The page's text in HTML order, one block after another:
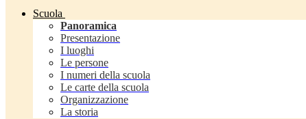
Scuola
Panoramica
Presentazione
I luoghi
Le persone
I numeri della scuola
Le carte della scuola
Organizzazione
La storia